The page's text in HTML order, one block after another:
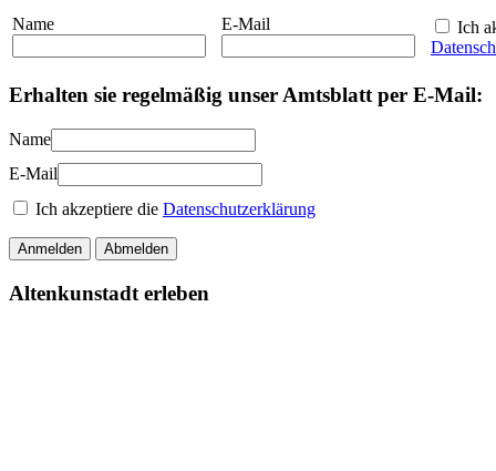
Name E-Mail
Ich
Erhalten sie regelmäßig unser Amtsblatt per E-Mail:
Name
E-Mail
Ich akzeptiere die Datenschutzerklärung
Anmelden Abmelden
Altenkunstadt erleben